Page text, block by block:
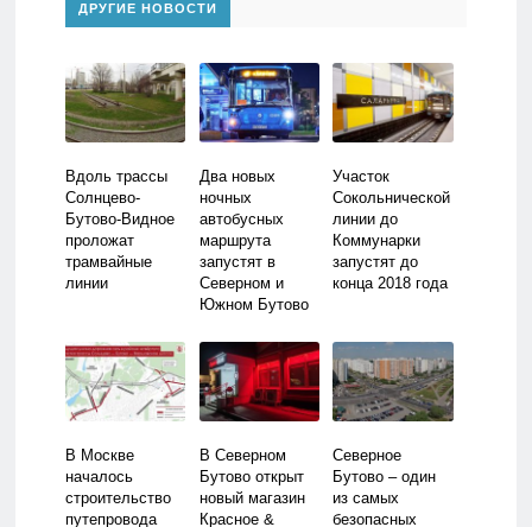
ДРУГИЕ НОВОСТИ
Вдоль трассы
Солнцево-
Бутово-Видное
проложат
трамвайные
линии
Два новых
ночных
автобусных
маршрута
запустят в
Северном и
Южном Бутово
Участок
Сокольнической
линии до
Коммунарки
запустят до
конца 2018 года
В Москве
началось
строительство
путепровода
В Северном
Бутово открыт
новый магазин
Красное &
Северное
Бутово – один
из самых
безопасных